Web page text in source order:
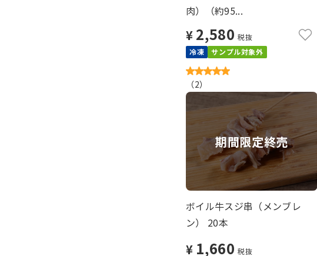
肉）（約95...
¥ 2,580 税抜
冷凍
サンプル対象外
（2）
期間限定終売
ボイル牛スジ串（メンブレ
ン） 20本
¥ 1,660 税抜